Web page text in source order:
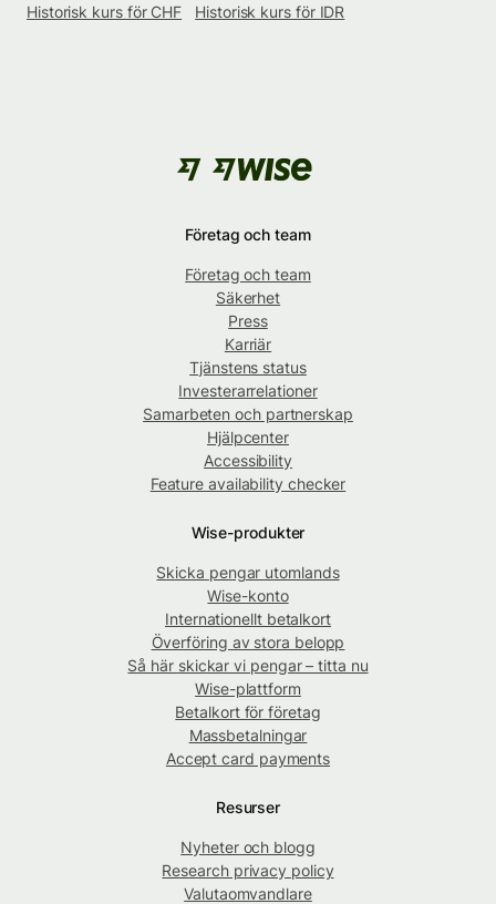
Historisk kurs för CHF
Historisk kurs för IDR
Företag och team
Företag och team
Säkerhet
Press
Karriär
Tjänstens status
Investerarrelationer
Samarbeten och partnerskap
Hjälpcenter
Accessibility
Feature availability checker
Wise-produkter
Skicka pengar utomlands
Wise-konto
Internationellt betalkort
Överföring av stora belopp
Så här skickar vi pengar – titta nu
Wise-plattform
Betalkort för företag
Massbetalningar
Accept card payments
Resurser
Nyheter och blogg
Research privacy policy
Valutaomvandlare